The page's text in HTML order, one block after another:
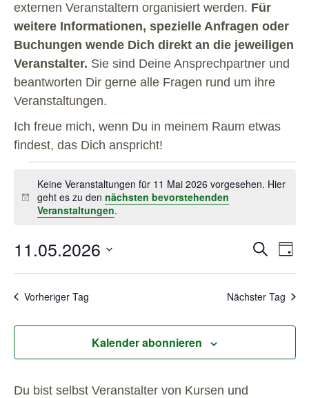
externen Veranstaltern organisiert werden. Für
weitere Informationen, spezielle Anfragen oder
Buchungen wende Dich direkt an die jeweiligen
Veranstalter. Sie sind Deine Ansprechpartner und
beantworten Dir gerne alle Fragen rund um ihre
Veranstaltungen.
Ich freue mich, wenn Du in meinem Raum etwas
findest, das Dich anspricht!
Hinweis
Keine Veranstaltungen für 11 Mai 2026 vorgesehen. Hier
geht es zu den nächsten bevorstehenden
Veranstaltungen.
und
Ansichten,
SucheTag
11.05.2026
Vorheriger Tag
Nächster Tag
Kalender abonnieren
Du bist selbst Veranstalter von Kursen und